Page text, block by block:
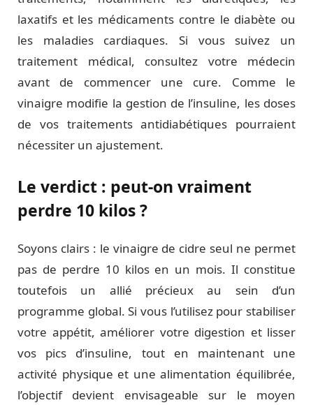
laxatifs et les médicaments contre le diabète ou
les maladies cardiaques. Si vous suivez un
traitement médical, consultez votre médecin
avant de commencer une cure. Comme le
vinaigre modifie la gestion de l’insuline, les doses
de vos traitements antidiabétiques pourraient
nécessiter un ajustement.
Le verdict : peut-on vraiment
perdre 10 kilos ?
Soyons clairs : le vinaigre de cidre seul ne permet
pas de perdre 10 kilos en un mois. Il constitue
toutefois un allié précieux au sein d’un
programme global. Si vous l’utilisez pour stabiliser
votre appétit, améliorer votre digestion et lisser
vos pics d’insuline, tout en maintenant une
activité physique et une alimentation équilibrée,
l’objectif devient envisageable sur le moyen